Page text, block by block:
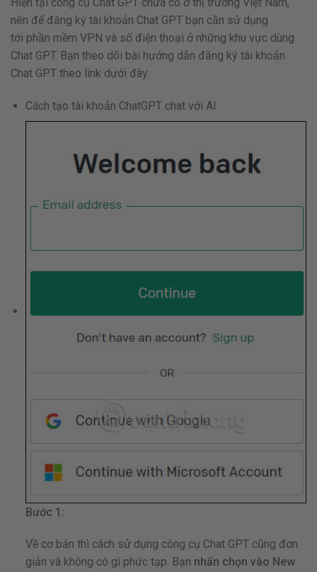
nên để đăng ký tài khoản Chat GPT bạn cần sử dụng
tới phần mềm VPN và số điện thoại ở những khu vực dùng
Chat GPT. Bạn theo dõi bài hướng dẫn đăng ký tài khoản
Chat GPT theo link dưới đây.
Cách tạo tài khoản ChatGPT chat với AI
Bước 1:
Về cơ bản thì cách sử dụng công cụ Chat GPT cũng đơn
giản và không có gì phức tạp. Bạn nhấn chọn vào New